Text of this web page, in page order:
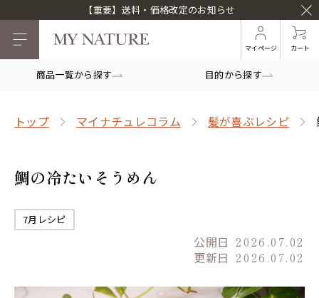
【重要】送料・価格改定のお知らせ
マイページ カート
商品一覧から探す 目的から探す
トップ マイナチュレコラム 髪が喜ぶレシピ
鯛の冷たいそうめん
7月レシピ
公開日 2026.07.02
更新日 2026.07.02